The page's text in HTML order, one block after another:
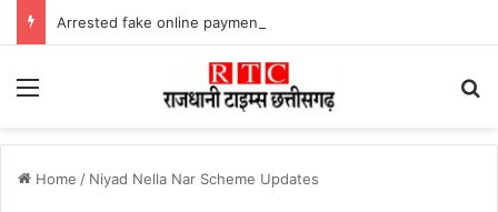
Menu
Home / Niyad Nella Nar Scheme Updates